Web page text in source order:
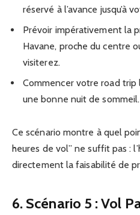
réservé à l’avance jusqu’à
Prévoir impérativement la
Havane, proche du centre
visiterez.
Commencer votre road trip
une bonne nuit de sommeil.
Ce scénario montre à quel
heures de vol” ne suffit pas :
directement la faisabilité de
6. Scénario 5 : Vol